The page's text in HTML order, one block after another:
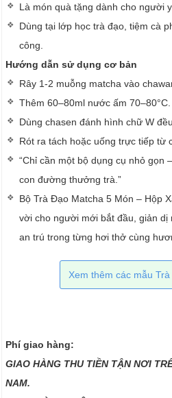
Là món quà tặng dành cho người
Dùng tại lớp học trà đạo, tiệm cà
công.
Hướng dẫn sử dụng cơ bản
Rây 1-2 muỗng matcha vào
Thêm 60–80ml nước ấm 70–80°C.
Dùng chasen đánh hình chữ W
Rót ra tách hoặc uống trực tiếp từ
“Chỉ cần một bộ dụng cụ nhỏ gọn
con đường thưởng trà.”
Bộ Trà Đạo Matcha 5 Món – Hộp
vời cho người mới bắt đầu, giản
an trú trong từng hơi thở cùng
Xem thêm các mẫu
Phí giao hàng:
GIAO HÀNG THU TIỀN TẬN NƠI
NAM.​​